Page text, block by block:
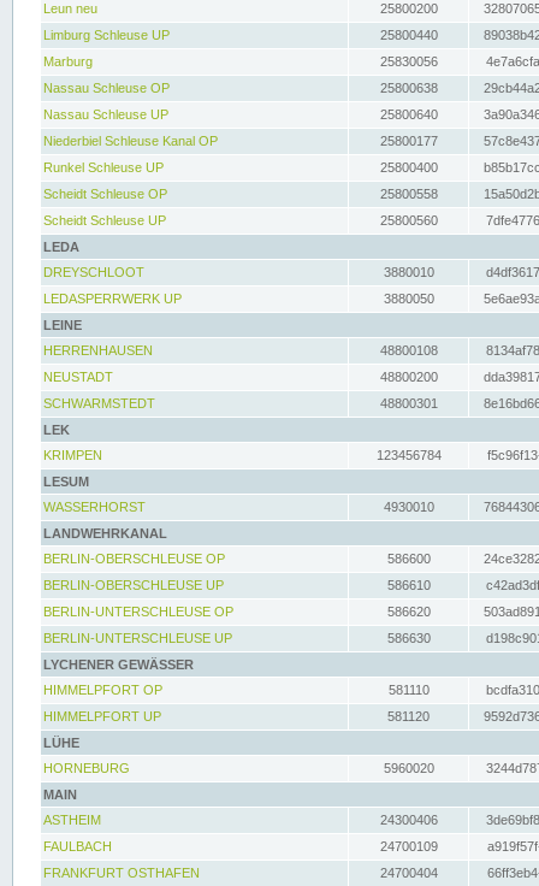
Leun neu
25800200
Limburg Schleuse UP
25800440
Marburg
25830056
Nassau Schleuse OP
25800638
Nassau Schleuse UP
25800640
Niederbiel Schleuse Kanal OP
25800177
Runkel Schleuse UP
25800400
Scheidt Schleuse OP
25800558
Scheidt Schleuse UP
25800560
LEDA
DREYSCHLOOT
3880010
LEDASPERRWERK UP
3880050
LEINE
HERRENHAUSEN
48800108
NEUSTADT
48800200
SCHWARMSTEDT
48800301
LEK
KRIMPEN
123456784
LESUM
WASSERHORST
4930010
LANDWEHRKANAL
BERLIN-OBERSCHLEUSE OP
586600
BERLIN-OBERSCHLEUSE UP
586610
BERLIN-UNTERSCHLEUSE OP
586620
BERLIN-UNTERSCHLEUSE UP
586630
LYCHENER GEWÄSSER
HIMMELPFORT OP
581110
HIMMELPFORT UP
581120
LÜHE
HORNEBURG
5960020
MAIN
ASTHEIM
24300406
FAULBACH
24700109
FRANKFURT OSTHAFEN
24700404